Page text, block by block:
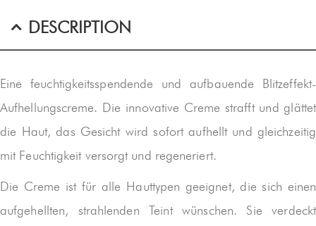
DESCRIPTION
Eine feuchtigkeitsspendende und aufbauende Blitzeffekt-
Aufhellungscreme. Die innovative Creme strafft und glättet
die Haut, das Gesicht wird sofort aufhellt und gleichzeitig
mit Feuchtigkeit versorgt und regeneriert.
Die Creme ist für alle Hauttypen geeignet, die sich einen
aufgehellten, strahlenden Teint wünschen. Sie verdeckt